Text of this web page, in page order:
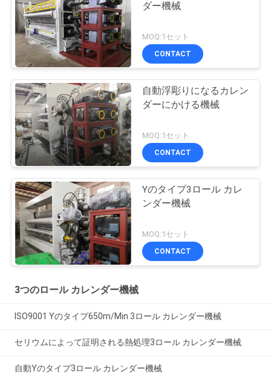
ダー機械
MOQ:1セット
CONTACT
自動浮彫りになるカレン
ダーにかける機械
MOQ:1セット
CONTACT
Yのタイプ3ロール カレ
ンダー機械
MOQ:1セット
CONTACT
3つのロール カレンダー機械
ISO9001 Yのタイプ650m/Min 3ロール カレンダー機械
セリウムによって証明される熱処理3ロール カレンダー機械
自動Yのタイプ3ロール カレンダー機械